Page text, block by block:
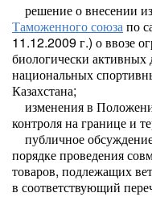
решение о внесении
Таможенного союзапо
11.12.2009 г.) о ввозе
биологически
национальных
Казахстана;
изменения в
контроля на границе и
публичное
порядке проведения
товаров, подлежащих
в соответствующий